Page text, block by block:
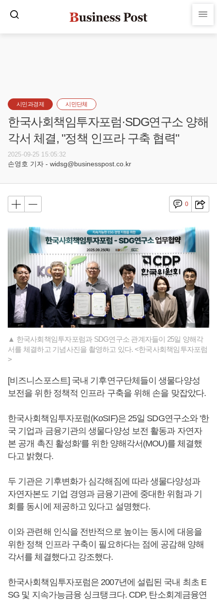
시민과경제 시민단체
한국사회책임투자포럼·SDG연구소 양해
각서 체결, "정책 인프라 구축 협력"
2025-09-25 15:05:32
손영호 기자 - widsg@businesspost.co.kr
0
▲ 한국사회책임투자포럼과 SDG연구소 관계자들이 25일 양해각
서를 체결하고 기념사진을 촬영하고 있다. <한국사회책임투자포럼
>
[비즈니스포스트] 국내 기후연구단체들이 생물다양성
보전을 위한 정책적 인프라 구축을 위해 손을 맞잡았다.
한국사회책임투자포럼(KoSIF)은 25일 SDG연구소와 '한
국 기업과 금융기관의 생물다양성 보전 활동과 자연자
본 공개 촉진 활성화'를 위한 양해각서(MOU)를 체결했
다고 밝혔다.
두 기관은 기후변화가 심각해짐에 따라 생물다양성과
자연자본도 기업 경영과 금융기관에 중대한 위험과 기
회를 동시에 제공하고 있다고 설명했다.
이와 관련해 인식을 전반적으로 높이는 동시에 대응을
위한 정책 인프라 구축이 필요하다는 점에 공감해 양해
각서를 체결했다고 강조했다.
한국사회책임투자포럼은 2007년에 설립된 국내 최초 E
SG 및 지속가능금융 싱크탱크다. CDP, 탄소회계금융연